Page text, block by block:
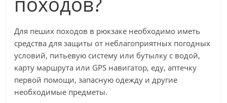
Для пеших походов в рюкзаке необходимо иметь
средства для защиты от неблагоприятных погодных
условий, питьевую систему или бутылку с водой,
карту маршрута или GPS навигатор, еду, аптечку
первой помощи, запасную одежду и другие
необходимые предметы.